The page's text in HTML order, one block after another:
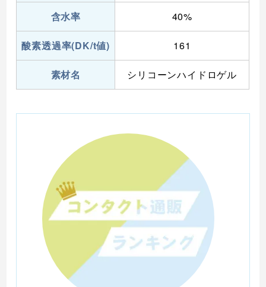
含水率 40%
酸素透過率(DK/t値) 161
素材名 シリコーンハイドロゲル